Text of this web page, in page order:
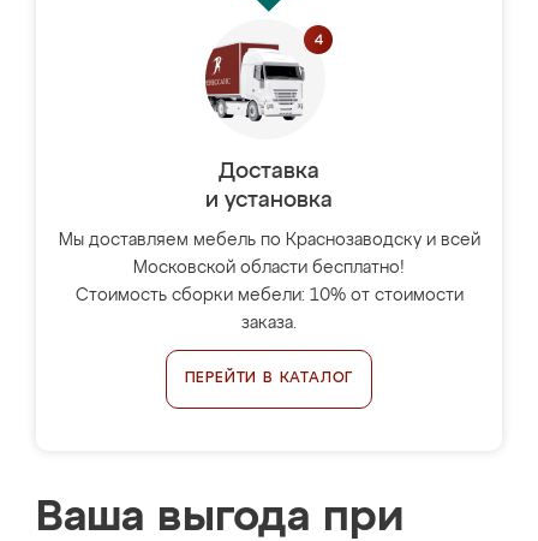
Доставка
и установка
Мы доставляем мебель по Краснозаводску и всей
Московской области бесплатно!
Стоимость сборки мебели: 10% от стоимости
заказа.
ПЕРЕЙТИ В КАТАЛОГ
Ваша выгода при